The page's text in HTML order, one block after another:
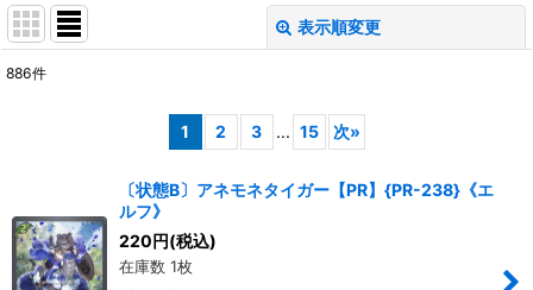
表示順変更
886件
1 2 3 ... 15 次»
〔状態B〕アネモネタイガー【PR】{PR-238}《エ
ルフ》
220円(税込)
在庫数 1枚